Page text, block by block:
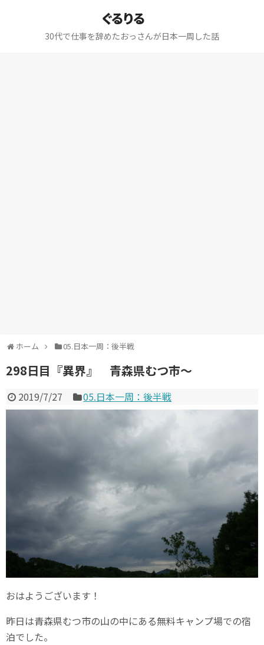
ぐるりる
30代で仕事を辞めたおっさんが日本一周した話
ホーム 05.日本一周：後半戦
298日目『異界』 青森県むつ市～
2019/7/27 05.日本一周：後半戦
おはようございます！
昨日は青森県むつ市の山の中にある無料キャンプ場での宿
泊でした。